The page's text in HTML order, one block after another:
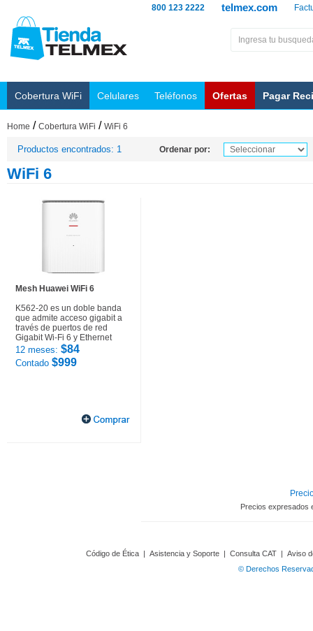
telmex.com
800 123 2222
Cobertura WiFi Celulares Teléfonos Ofertas Pagar
Home / Cobertura WiFi / WiFi 6
Productos encontrados: 1 Ordenar por:
WiFi 6
Mesh Huawei WiFi 6
K562-20 es un doble banda
que admite acceso gigabit a
través de puertos de red
Gigabit Wi-Fi 6 y Ethernet
12 meses: $84
Contado $999
Precios expresados
Código de Ética | Asistencia y Soporte | Consulta CAT | Aviso
© Derechos